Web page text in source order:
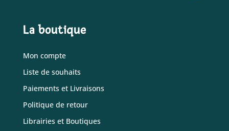
La boutique
Mon compte
Liste de souhaits
Paiements et Livraisons
Politique de retour
Librairies et Boutiques